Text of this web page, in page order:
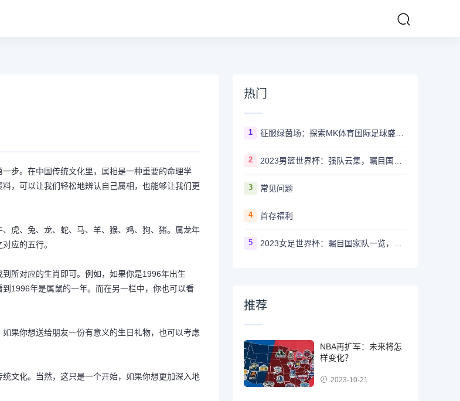
步。在中国传统文化里，属相是一种重要的命理学
，可以让我们轻松地辨认自己属相，也能够让我们更
虎、兔、龙、蛇、马、羊、猴、鸡、狗、猪。属龙年
应的五行。
所对应的生肖即可。例如，如果你是1996年出生
1996年是属鼠的一年。而在另一栏中，你也可以看
果你想送给朋友一份有意义的生日礼物，也可以考虑
文化。当然，这只是一个开始，如果你想更加深入地
热门
1 征服绿茵场：探索MK体育国际足球盛事的辉煌传奇
2
3 常见问题
4 首存福利
5
推荐
NBA再扩军：未来将怎
样变化？
2023-10-21